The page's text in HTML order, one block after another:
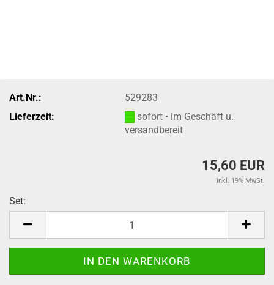
Art.Nr.:
529283
Lieferzeit:
sofort • im Geschäft u.
versandbereit
15,60 EUR
inkl. 19% MwSt.
Set: